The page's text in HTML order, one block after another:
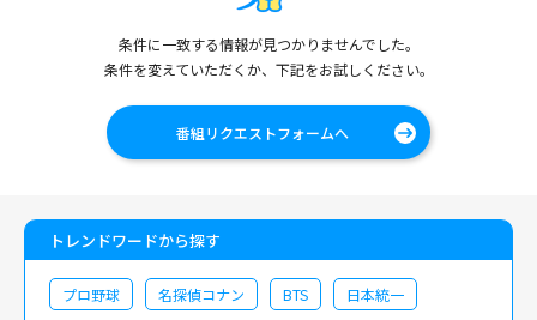
条件に一致する情報が見つかりませんでした。
条件を変えていただくか、下記をお試しください。
番組リクエストフォームへ
トレンドワードから探す
プロ野球 名探偵コナン BTS 日本統一